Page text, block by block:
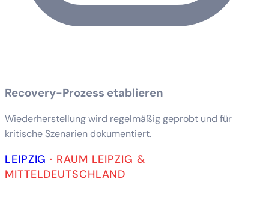
Recovery-Prozess etablieren
Wiederherstellung wird regelmäßig geprobt und für
kritische Szenarien dokumentiert.
LEIPZIG · RAUM LEIPZIG &
MITTELDEUTSCHLAND